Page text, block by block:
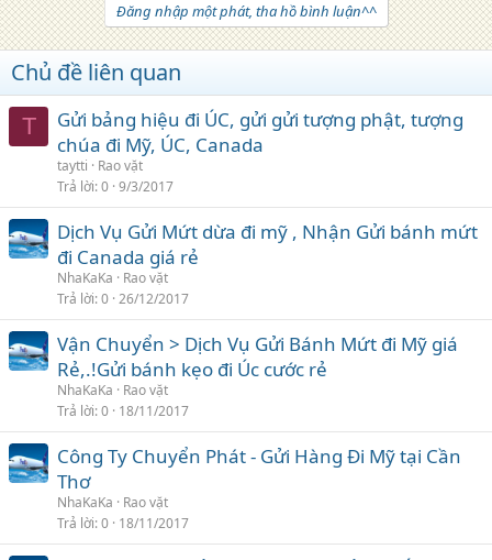
Đăng nhập một phát, tha hồ bình luận^^
Chủ đề liên quan
T
Gửi bảng hiệu đi ÚC, gửi gửi tượng phật, tượng
chúa đi Mỹ, ÚC, Canada
taytti
Rao vặt
Trả lời 0 9/3/2017
Dịch Vụ Gửi Mứt dừa đi mỹ , Nhận Gửi bánh mứt
đi Canada giá rẻ
NhaKaKa
Rao vặt
Trả lời 0 26/12/2017
Vận Chuyển > Dịch Vụ Gửi Bánh Mứt đi Mỹ giá
Rẻ,.!Gửi bánh kẹo đi Úc cước rẻ
NhaKaKa
Rao vặt
Trả lời 0 18/11/2017
Công Ty Chuyển Phát - Gửi Hàng Đi Mỹ tại Cần
Thơ
NhaKaKa
Rao vặt
Trả lời 0 18/11/2017